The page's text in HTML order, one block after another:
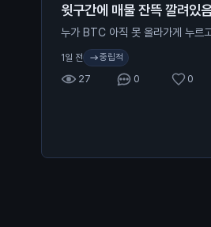
윗구간에 매물 잔뜩 깔려있
누가 BTC 아직 못 올라가게 누르
1일 전 중립적
27 0 0